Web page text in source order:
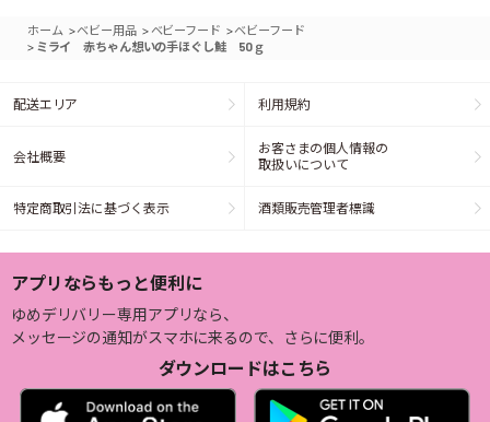
ホーム >ベビー用品 > ベビーフード >ベビーフード
> ミライ 赤ちゃん想いの手ほぐし鮭 50ｇ
配送エリア 利用規約
会社概要
お客さまの個人情報の
取扱いについて
特定商取引法に基づく表示 酒類販売管理者標識
アプリならもっと便利に
ゆめデリバリー専用アプリなら、
メッセージの通知がスマホに来るので、さらに便利。
ダウンロードはこちら